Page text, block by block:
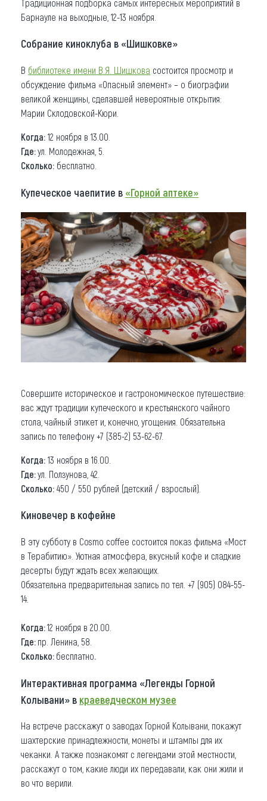
Что привезти (сувениры)
О регионе
Коллекция впечатлений
Другие рубрики
Традиционная подборка самых интересных мероприятий в
Барнауле на выходные, 12-13 ноября.
Собрание киноклуба в «Шишковке»
В библиотеке имени В.Я. Шишкова состоится просмотр и
обсуждение фильма «Опасный элемент» – о биографии
великой женщины, сделавшей невероятные открытия:
Марии Склодовской-Кюри.
Когда: 12 ноября в 13.00.
Где:ул. Молодежная, 5.
Сколько: бесплатно.
Купеческое чаепитие в «Горной аптеке»
Совершите историческое и гастрономическое путешествие:
вас ждут традиции купеческого и крестьянского чайного
стола, чайный этикет и, конечно, угощения. Обязательна
запись по телефону +7 (385-2) 53-62-67.
Когда: 13 ноября в 16.00.
Где:ул. Ползунова, 42.
Сколько: 450 / 550 рублей (детский / взрослый).
Киновечер в кофейне
В эту субботу в Cosmo coffee состоится показ фильма «Мост
в Терабитию». Уютная атмосфера, вкусный кофе и сладкие
десерты будут ждать всех желающих.
Обязательна предварительная запись по тел. +7 (905) 084-55-
14.
Когда:12 ноября в 20.00.
Где: ​пр. Ленина, 58.
Сколько: бесплатно.
Интерактивная программа «Легенды Горной
Колывани» в краеведческом музее
На встрече расскажут о заводах Горной Колывани, покажут
шахтерские принадлежности, монеты и штампы для их
чеканки. А также познакомят с легендами этой местности,
расскажут о том, какие люди их передавали, как они жили и
во что верили.